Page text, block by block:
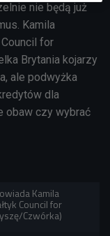
nie będą już
Kamila
for
Brytania kojarzy
ale podwyżka
dla
obaw czy wybrać
Kamila
Council for
Czwórka)